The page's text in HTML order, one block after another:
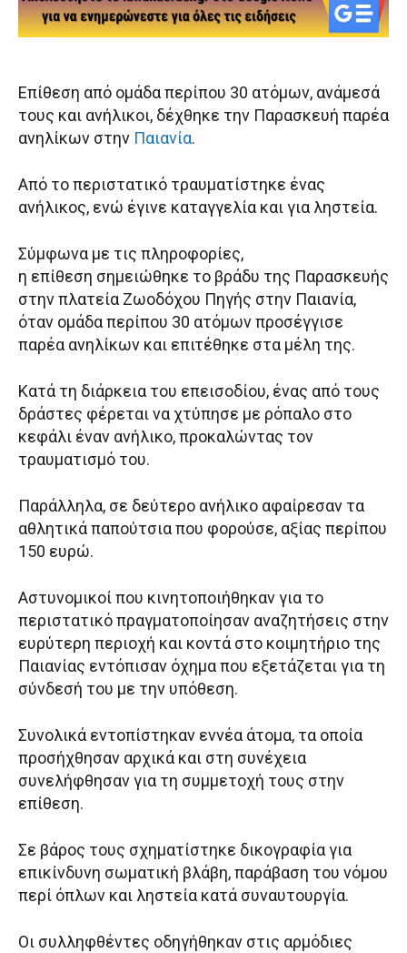
Επίθεση από ομάδα περίπου 30 ατόμων, ανάμεσά
τους και ανήλικοι, δέχθηκε την Παρασκευή παρέα
ανηλίκων στην Παιανία.
Από το περιστατικό τραυματίστηκε ένας
ανήλικος, ενώ έγινε καταγγελία και για ληστεία.
Σύμφωνα με τις πληροφορίες,
η επίθεση σημειώθηκε το βράδυ της Παρασκευής
στην πλατεία Ζωοδόχου Πηγής στην Παιανία,
όταν ομάδα περίπου 30 ατόμων προσέγγισε
παρέα ανηλίκων και επιτέθηκε στα μέλη της.
Κατά τη διάρκεια του επεισοδίου, ένας από τους
δράστες φέρεται να χτύπησε με ρόπαλο στο
κεφάλι έναν ανήλικο, προκαλώντας τον
τραυματισμό του.
Παράλληλα, σε δεύτερο ανήλικο αφαίρεσαν τα
αθλητικά παπούτσια που φορούσε, αξίας περίπου
150 ευρώ.
Αστυνομικοί που κινητοποιήθηκαν για το
περιστατικό πραγματοποίησαν αναζητήσεις στην
ευρύτερη περιοχή και κοντά στο κοιμητήριο της
Παιανίας εντόπισαν όχημα που εξετάζεται για τη
σύνδεσή του με την υπόθεση.
Συνολικά εντοπίστηκαν εννέα άτομα, τα οποία
προσήχθησαν αρχικά και στη συνέχεια
συνελήφθησαν για τη συμμετοχή τους στην
επίθεση.
Σε βάρος τους σχηματίστηκε δικογραφία για
επικίνδυνη σωματική βλάβη, παράβαση του νόμου
περί όπλων και ληστεία κατά συναυτουργία.
Οι συλληφθέντες οδηγήθηκαν στις αρμόδιες